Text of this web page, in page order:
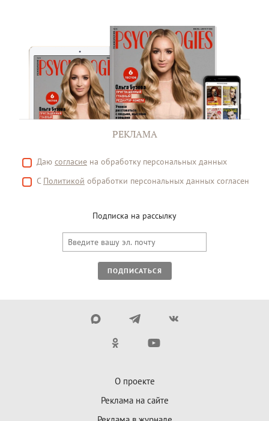
РЕКЛАМА
Даю согласие на обработку персональных данных
С Политикой обработки персональных данных согласен
Подписка на рассылку
ПОДПИСАТЬСЯ
О проекте
Реклама на сайте